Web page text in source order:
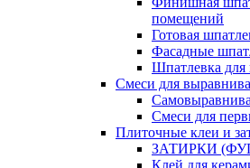
помещений
Готовая
Фасадные
Шпатлевка для
Смеси для
Смеси для
Плиточные клеи и
ЗАТИРКИ
Клей для